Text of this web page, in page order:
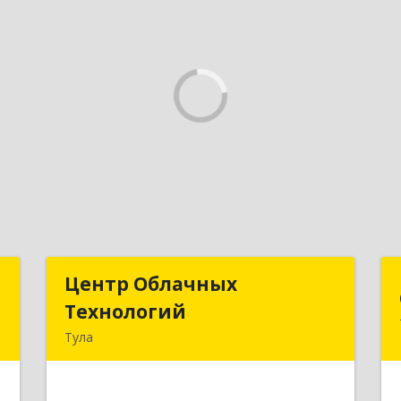
Центр Облачных
Технологий
Тула
Центр Облачных